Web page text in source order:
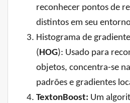
reconhecer pontos de
distintos em seu
Histograma de
( HOG): Usado para
objetos, concentra-se
padrões e gradientes
TextonBoost: Um